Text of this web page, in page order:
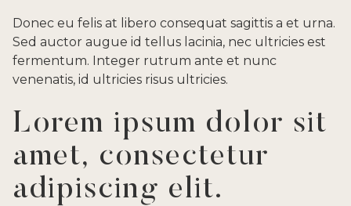
Donec eu felis at libero consequat sagittis a et urna.
Sed auctor augue id tellus lacinia, nec ultricies est
fermentum. Integer rutrum ante et nunc
venenatis, id ultricies risus ultricies.
Lorem ipsum dolor sit
amet, consectetur
adipiscing elit.